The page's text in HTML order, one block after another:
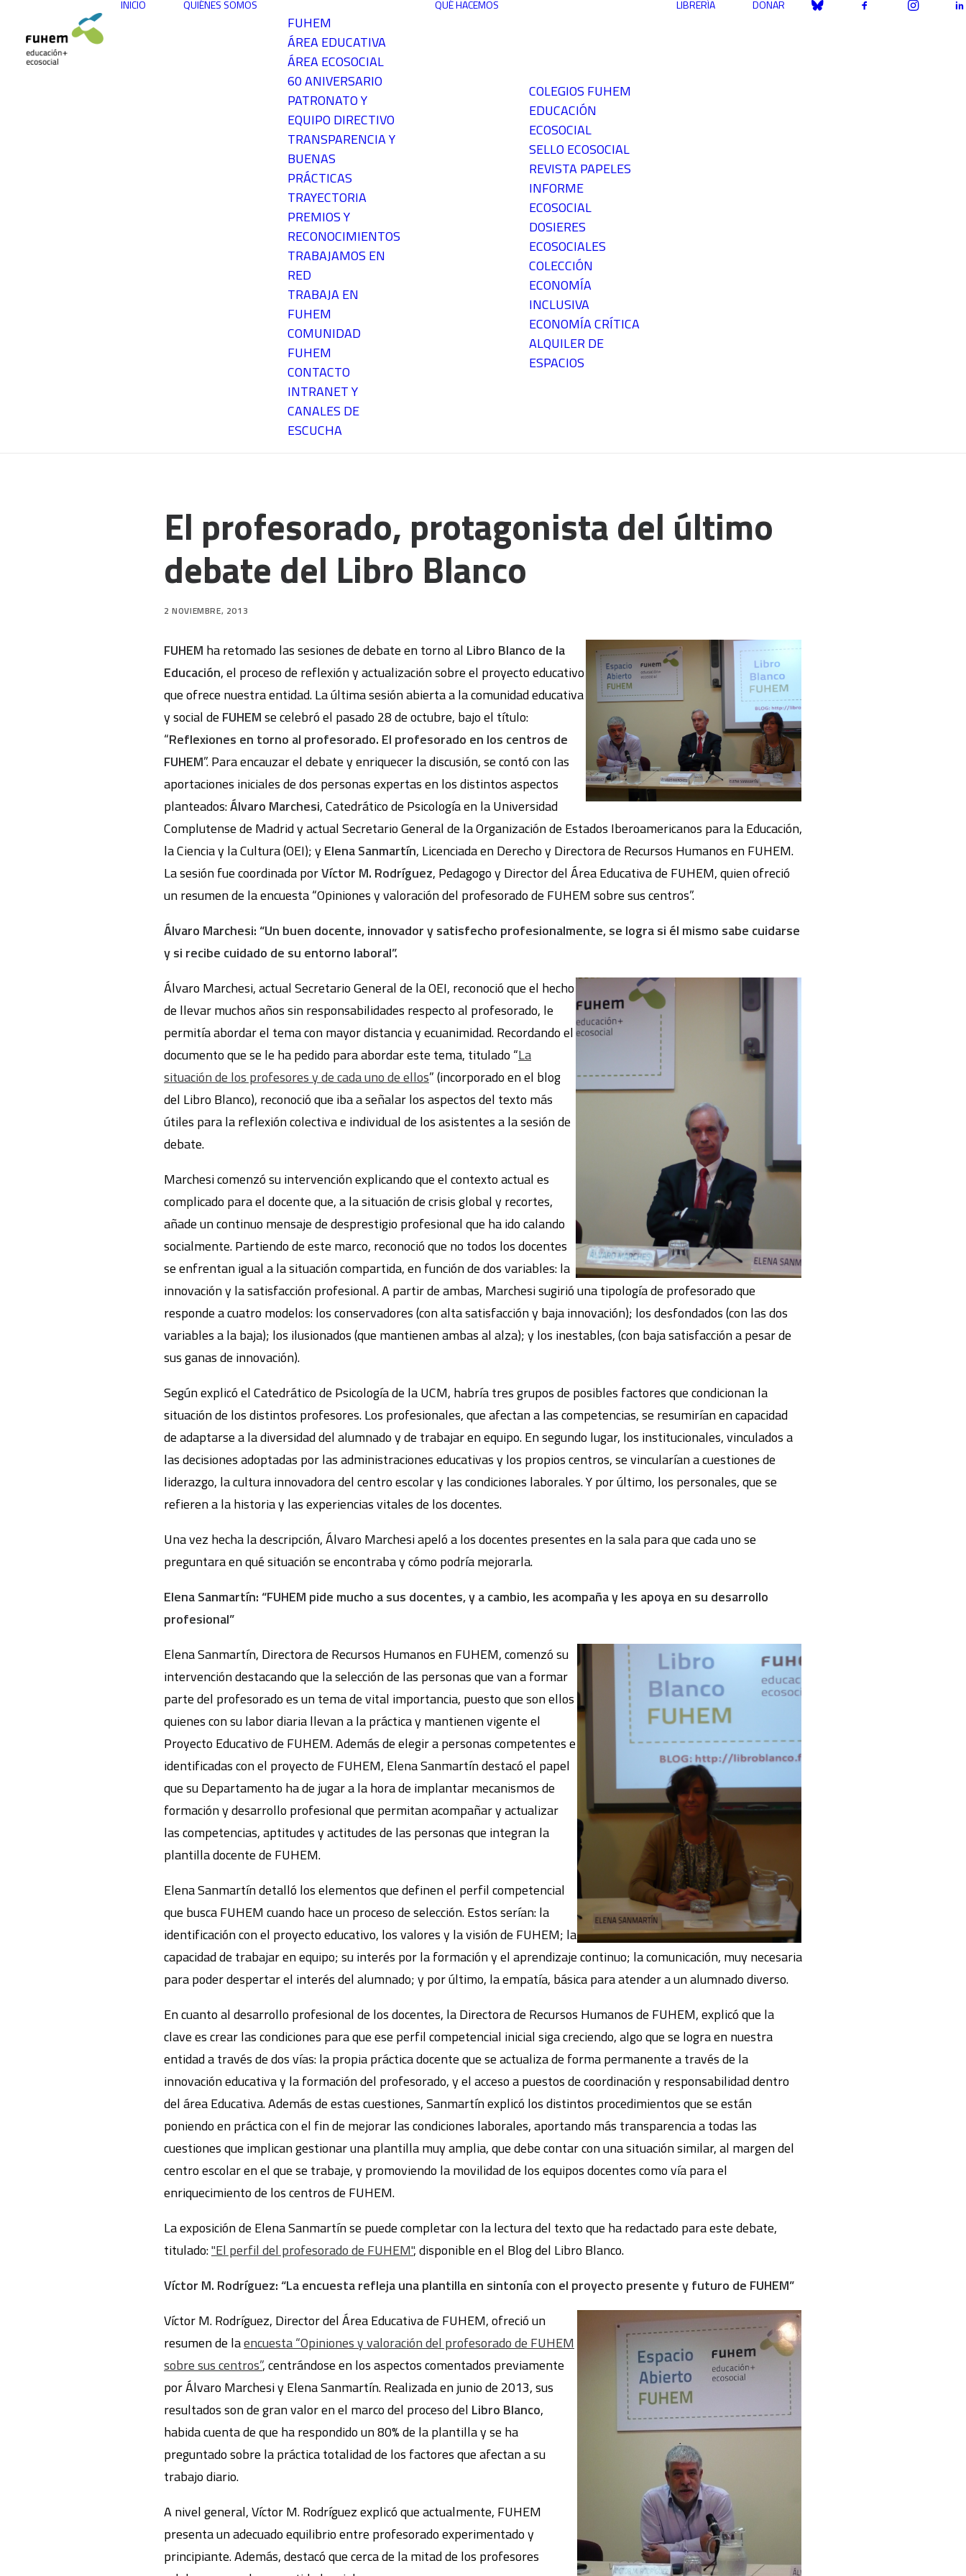
INICIO QUIÉNES SOMOS
FUHEM
ÁREA EDUCATIVA
ÁREA ECOSOCIAL
60 ANIVERSARIO
PATRONATO Y
EQUIPO DIRECTIVO
TRANSPARENCIA Y
BUENAS
PRÁCTICAS
TRAYECTORIA
PREMIOS Y
RECONOCIMIENTOS
TRABAJAMOS EN
RED
TRABAJA EN
FUHEM
COMUNIDAD
FUHEM
CONTACTO
INTRANET Y
CANALES DE
ESCUCHA
QUÉ HACEMOS
COLEGIOS FUHEM
EDUCACIÓN
ECOSOCIAL
SELLO ECOSOCIAL
REVISTA PAPELES
INFORME
ECOSOCIAL
DOSIERES
ECOSOCIALES
COLECCIÓN
ECONOMÍA
INCLUSIVA
ECONOMÍA CRÍTICA
ALQUILER DE
ESPACIOS
LIBRERÍA DONAR
El profesorado, protagonista del último
debate del Libro Blanco
2 NOVIEMBRE, 2013
FUHEM ha retomado las sesiones de debate en torno al Libro Blanco de la
Educación, el proceso de reflexión y actualización sobre el proyecto educativo
que ofrece nuestra entidad. La última sesión abierta a la comunidad educativa
y social de FUHEMse celebró el pasado 28 de octubre, bajo el título:
“Reflexiones en torno al profesorado. El profesorado en los centros de
FUHEM”. Para encauzar el debate y enriquecer la discusión, se contó con las
aportaciones iniciales de dos personas expertas en los distintos aspectos
planteados:Álvaro Marchesi, Catedrático de Psicología en la Universidad
Complutense de Madrid y actual Secretario General de la Organización de Estados Iberoamericanos para la Educación,
la Ciencia y la Cultura (OEI); yElena Sanmartín, Licenciada en Derecho y Directora de Recursos Humanos en FUHEM.
La sesión fue coordinada porVíctor M. Rodríguez, Pedagogo y Director del Área Educativa de FUHEM, quien ofreció
un resumen de la encuesta “Opiniones y valoración del profesorado de FUHEM sobre sus centros”.
Álvaro Marchesi: “Un buen docente, innovador y satisfecho profesionalmente, se logra si él mismo sabe cuidarse
y si recibe cuidado de su entorno laboral”.
Álvaro Marchesi, actual Secretario General de la OEI, reconoció que el hecho
de llevar muchos años sin responsabilidades respecto al profesorado, le
permitía abordar el tema con mayor distancia y ecuanimidad. Recordando el
documento que se le ha pedido para abordar este tema, titulado “La
situación de los profesores y de cada uno de ellos” (incorporado en el blog
del Libro Blanco), reconoció que iba a señalar los aspectos del texto más
útiles para la reflexión colectiva e individual de los asistentes a la sesión de
debate.
Marchesi comenzó su intervención explicando que el contexto actual es
complicado para el docente que, a la situación de crisis global y recortes,
añade un continuo mensaje de desprestigio profesional que ha ido calando
socialmente. Partiendo de este marco, reconoció que no todos los docentes
se enfrentan igual a la situación compartida, en función de dos variables: la
innovación y la satisfacción profesional. A partir de ambas, Marchesi sugirió una tipología de profesorado que
responde a cuatro modelos: los conservadores (con alta satisfacción y baja innovación); los desfondados (con las dos
variables a la baja); los ilusionados (que mantienen ambas al alza); y los inestables, (con baja satisfacción a pesar de
sus ganas de innovación).
Según explicó el Catedrático de Psicología de la UCM, habría tres grupos de posibles factores que condicionan la
situación de los distintos profesores. Los profesionales, que afectan a las competencias, se resumirían en capacidad
de adaptarse a la diversidad del alumnado y de trabajar en equipo. En segundo lugar, los institucionales, vinculados a
las decisiones adoptadas por las administraciones educativas y los propios centros, se vincularían a cuestiones de
liderazgo, la cultura innovadora del centro escolar y las condiciones laborales. Y por último, los personales, que se
refieren a la historia y las experiencias vitales de los docentes.
Una vez hecha la descripción, Álvaro Marchesi apeló a los docentes presentes en la sala para que cada uno se
preguntara en qué situación se encontraba y cómo podría mejorarla.
Elena Sanmartín: “FUHEM pide mucho a sus docentes, y a cambio, les acompaña y les apoya en su desarrollo
profesional”
Elena Sanmartín, Directora de Recursos Humanos en FUHEM, comenzó su
intervención destacando que la selección de las personas que van a formar
parte del profesorado es un tema de vital importancia, puesto que son ellos
quienes con su labor diaria llevan a la práctica y mantienen vigente el
Proyecto Educativo de FUHEM. Además de elegir a personas competentes e
identificadas con el proyecto de FUHEM, Elena Sanmartín destacó el papel
que su Departamento ha de jugar a la hora de implantar mecanismos de
formación y desarrollo profesional que permitan acompañar y actualizar
las competencias, aptitudes y actitudes de las personas que integran la
plantilla docente de FUHEM.
Elena Sanmartín detalló los elementos que definen el perfil competencial
que busca FUHEM cuando hace un proceso de selección. Estos serían: la
identificación con el proyecto educativo, los valores y la visión de FUHEM; la
capacidad de trabajar en equipo; su interés por la formación y el aprendizaje continuo; la comunicación, muy necesaria
para poder despertar el interés del alumnado; y por último, la empatía, básica para atender a un alumnado diverso.
En cuanto al desarrollo profesional de los docentes, la Directora de Recursos Humanos de FUHEM, explicó que la
clave es crear las condiciones para que ese perfil competencial inicial siga creciendo, algo que se logra en nuestra
entidad a través de dos vías: la propia práctica docente que se actualiza de forma permanente a través de la
innovación educativa y la formación del profesorado, y el acceso a puestos de coordinación y responsabilidad dentro
del área Educativa. Además de estas cuestiones, Sanmartín explicó los distintos procedimientos que se están
poniendo en práctica con el fin de mejorar las condiciones laborales, aportando más transparencia a todas las
cuestiones que implican gestionar una plantilla muy amplia, que debe contar con una situación similar, al margen del
centro escolar en el que se trabaje, y promoviendo la movilidad de los equipos docentes como vía para el
enriquecimiento de los centros de FUHEM.
La exposición de Elena Sanmartín se puede completar con la lectura del texto que ha redactado para este debate,
titulado:"El perfil del profesorado de FUHEM", disponible en el Blog del Libro Blanco.
Víctor M. Rodríguez: “La encuesta refleja una plantilla en sintonía con el proyecto presente y futuro de FUHEM”
Víctor M. Rodríguez, Director del Área Educativa de FUHEM, ofreció un
resumen de laencuesta “Opiniones y valoración del profesorado de FUHEM
sobre sus centros”, centrándose en los aspectos comentados previamente
por Álvaro Marchesi y Elena Sanmartín. Realizada en junio de 2013, sus
resultados son de gran valor en el marco del proceso del Libro Blanco,
habida cuenta de que ha respondido un 80% de la plantilla y se ha
preguntado sobre la práctica totalidad de los factores que afectan a su
trabajo diario.
A nivel general, Víctor M. Rodríguez explicó que actualmente, FUHEM
presenta un adecuado equilibrio entre profesorado experimentado y
principiante. Además, destacó que cerca de la mitad de los profesores